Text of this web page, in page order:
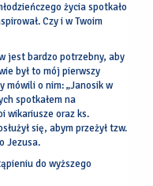
życia spotkało
Czy i w Twoim
jest bardzo potrzebny, aby
był to mój pierwszy
mówili o nim: „Janosik w
spotkałem na
wikariusze oraz ks.
się, abym przeżył tzw.
Jezusa.
do wyższego